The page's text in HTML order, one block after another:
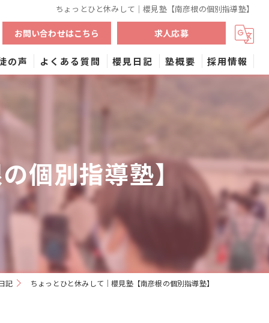
ちょっとひと休みして｜櫻見塾【南彦根の個別指導塾】
お問い合わせはこちら 求人応募
の声 よくある質問 櫻見日記 塾概要 採用情報
個別指導塾】
記 ちょっとひと休みして｜櫻見塾【南彦根の個別指導塾】